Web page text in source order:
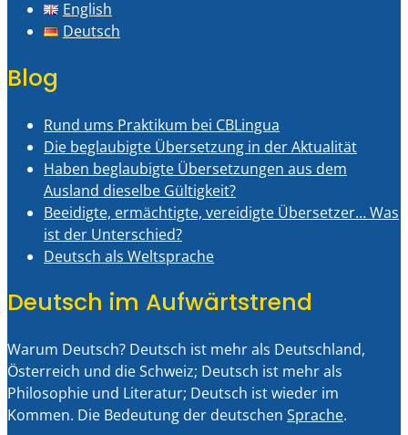
English
Deutsch
Blog
Rund ums Praktikum bei CBLingua
Die beglaubigte Übersetzung in der Aktualität
Haben beglaubigte Übersetzungen aus dem
Ausland dieselbe Gültigkeit?
Beeidigte, ermächtigte, vereidigte Übersetzer… Was
ist der Unterschied?
Deutsch als Weltsprache
Deutsch im Aufwärtstrend
Warum Deutsch? Deutsch ist mehr als Deutschland,
Österreich und die Schweiz; Deutsch ist mehr als
Philosophie und Literatur; Deutsch ist wieder im
Kommen. Die Bedeutung der deutschen Sprache.